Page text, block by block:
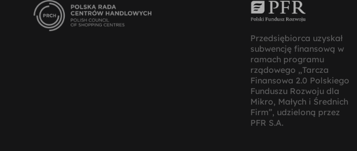
Przedsiębiorca uzyskał
subwencję finansową w
ramach programu
rządowego „Tarcza
Finansowa 2.0 Polskiego
Funduszu Rozwoju dla
Mikro, Małych i Średnich
Firm”, udzieloną przez
PFR S.A.